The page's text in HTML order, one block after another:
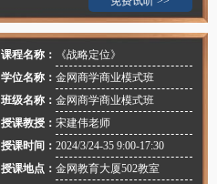
课程名称：
《战略定位》
学位名称：金网商学商业模式班
班级名称：金网商学商业模式班
授课教授：宋建伟老师
授课时间：2024/3/24-35 9:00-17:30
授课地点：金网教育大厦502教室